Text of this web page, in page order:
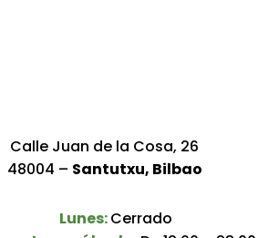
Calle Juan de la Cosa, 26
48004 – Santutxu, Bilbao
Lunes:Cerrado